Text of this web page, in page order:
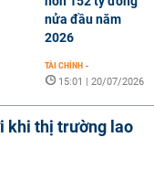
nửa đầu năm
2026
TÀI CHÍNH -
15:01 | 20/07/2026
khi thị trường lao